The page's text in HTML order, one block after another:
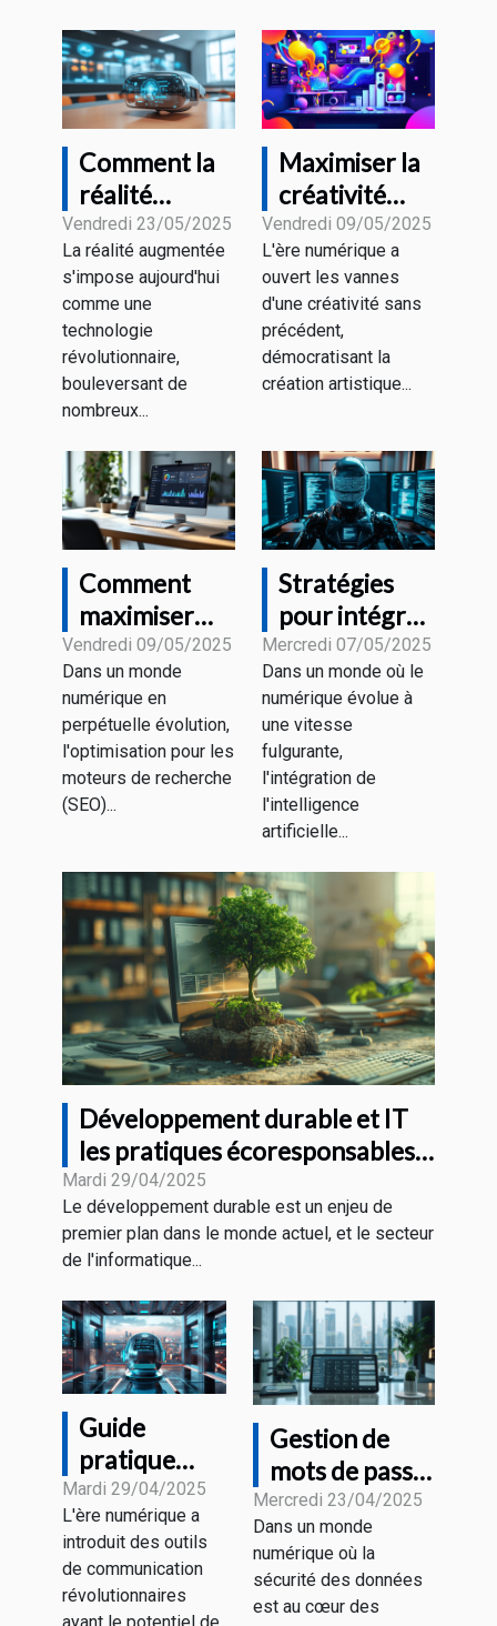
Comment la
réalité
augmentée
transforme-
t-elle
l'éducation
aujourd'hui ?
Vendredi 23/05/2025
La réalité augmentée
s'impose aujourd'hui
comme une
technologie
révolutionnaire,
bouleversant de
nombreux...
Maximiser la
créativité
avec les
générateurs
d'images
assistés par
IA
Vendredi 09/05/2025
L'ère numérique a
ouvert les vannes
d'une créativité sans
précédent,
démocratisant la
création artistique...
Comment
maximiser
l'efficacité du
SEO avec des
outils d'IA
Vendredi 09/05/2025
Dans un monde
numérique en
perpétuelle évolution,
l'optimisation pour les
moteurs de recherche
(SEO)...
Stratégies
pour intégrer
l'intelligence
artificielle
dans la
création de
contenu web
Mercredi 07/05/2025
Dans un monde où le
numérique évolue à
une vitesse
fulgurante,
l'intégration de
l'intelligence
artificielle...
Développement durable et IT
les pratiques écoresponsables
en entreprise
Mardi 29/04/2025
Le développement durable est un enjeu de
premier plan dans le monde actuel, et le secteur
de l'informatique...
Guide
pratique
pour
optimiser
vos
interactions
Mardi 29/04/2025
L'ère numérique a
introduit des outils
de communication
révolutionnaires
Gestion de
mots de passe
pour les
professionnels
les outils
essentiels
Mercredi 23/04/2025
Dans un monde
numérique où la
sécurité des données
est au cœur des